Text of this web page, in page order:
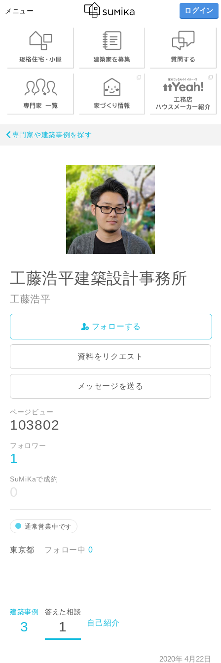
メニュー ログイン
専門家や建築事例を探す
工藤浩平建築設計事務所
工藤浩平
フォローする
資料をリクエスト
メッセージを送る
ページビュー
103802
フォロワー
1
SuMiKaで成約
0
通常営業中です
東京都 フォロー中 0
建築事例
3
答えた相談
1 自己紹介
2020年 4月22日
メールアドレス
-
都道府県
市区町村
番地、建物名
完成希望時期
専門家の都合により、資料の送付が遅くなったり、送付